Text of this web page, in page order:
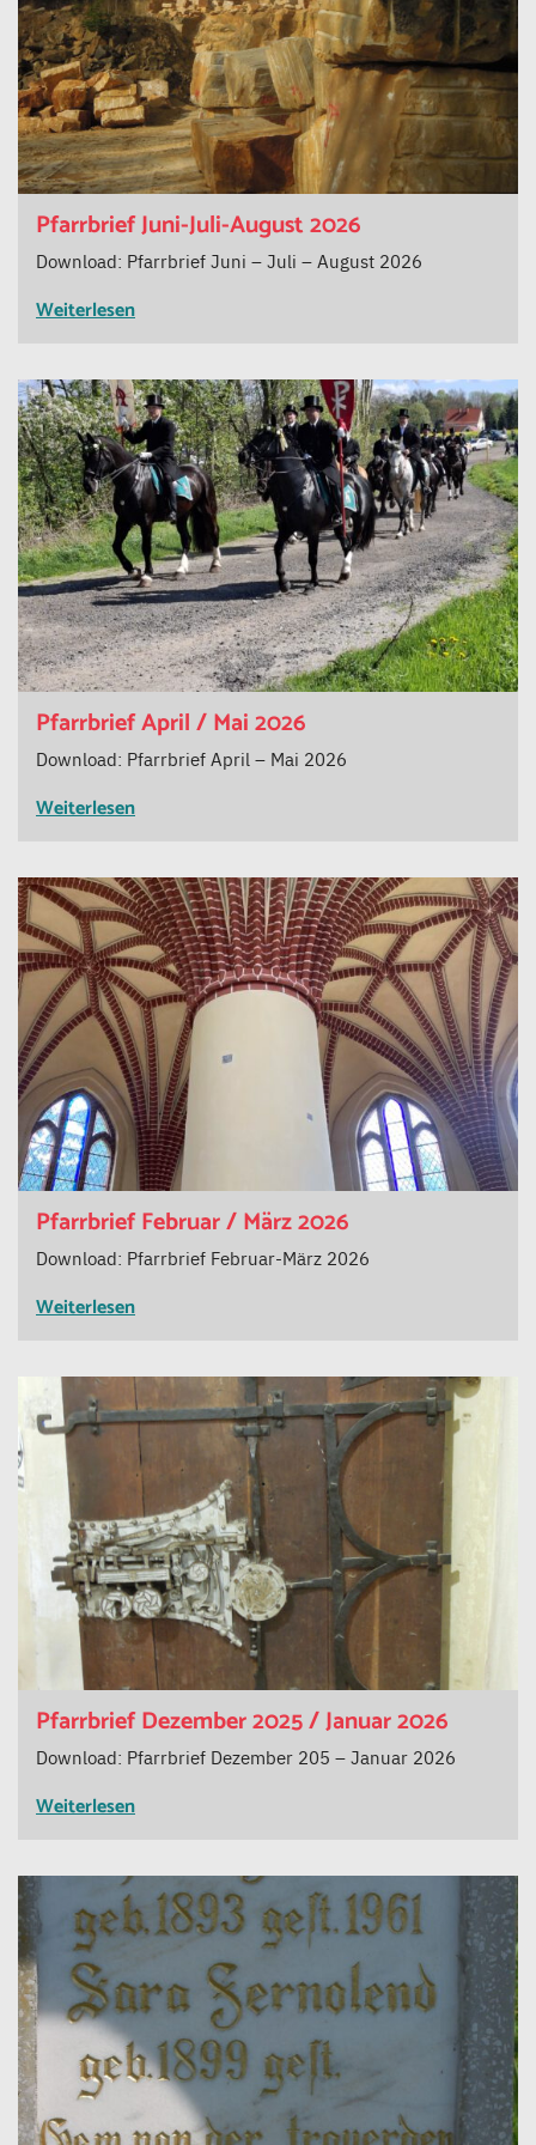
Pfarrbrief Juni-Juli-August 2026
Download: Pfarrbrief Juni – Juli – August 2026
Weiterlesen
Pfarrbrief April / Mai 2026
Download: Pfarrbrief April – Mai 2026
Weiterlesen
Pfarrbrief Februar / März 2026
Download: Pfarrbrief Februar-März 2026
Weiterlesen
Pfarrbrief Dezember 2025 / Januar 2026
Download: Pfarrbrief Dezember 205 – Januar 2026
Weiterlesen